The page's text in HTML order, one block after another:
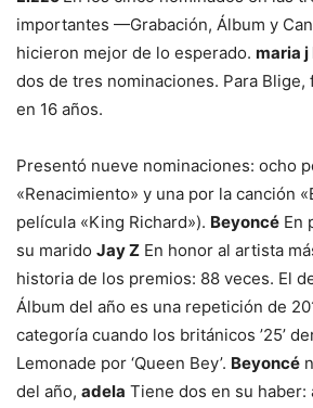
importantes —Grabación, Álbum y
hicieron mejor de lo esperado. maria j
dos de tres nominaciones. Para Blige,
en 16 años.
Presentó nueve nominaciones: ocho
«Renacimiento» y una por la canción
película «King Richard»). Beyoncé En
su marido Jay Z En honor al artista
historia de los premios: 88 veces. El
Álbum del año es una repetición de
categoría cuando los británicos ’25’
Lemonade por ‘Queen Bey’. Beyoncé
del año, adela Tiene dos en su haber: